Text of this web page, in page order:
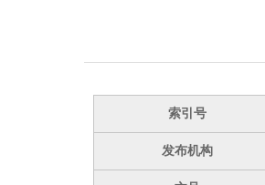
索引号
发布机构